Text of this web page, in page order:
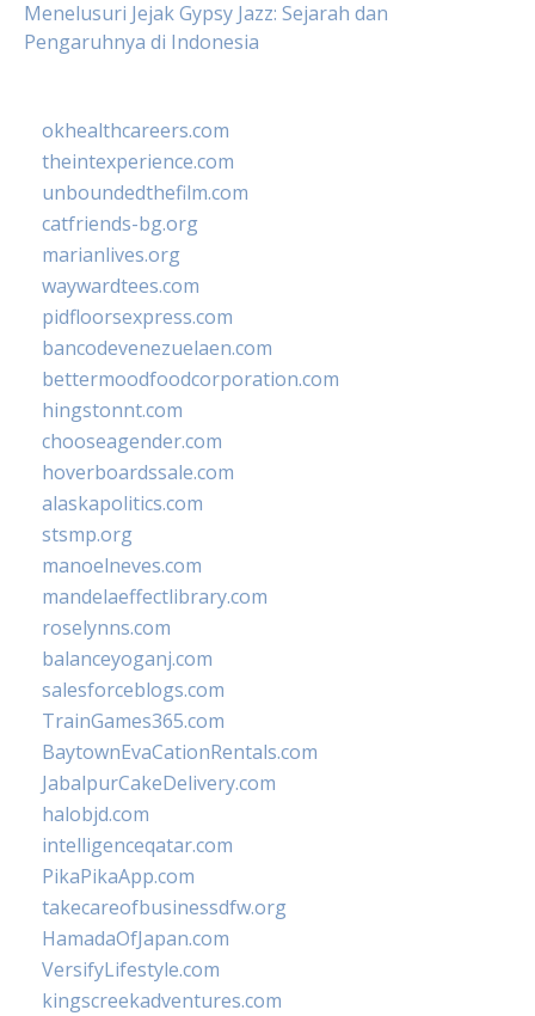
Menelusuri Jejak Gypsy Jazz: Sejarah dan
Pengaruhnya di Indonesia
okhealthcareers.com
theintexperience.com
unboundedthefilm.com
catfriends-bg.org
marianlives.org
waywardtees.com
pidfloorsexpress.com
bancodevenezuelaen.com
bettermoodfoodcorporation.com
hingstonnt.com
chooseagender.com
hoverboardssale.com
alaskapolitics.com
stsmp.org
manoelneves.com
mandelaeffectlibrary.com
roselynns.com
balanceyoganj.com
salesforceblogs.com
TrainGames365.com
BaytownEvaCationRentals.com
JabalpurCakeDelivery.com
halobjd.com
intelligenceqatar.com
PikaPikaApp.com
takecareofbusinessdfw.org
HamadaOfJapan.com
VersifyLifestyle.com
kingscreekadventures.com